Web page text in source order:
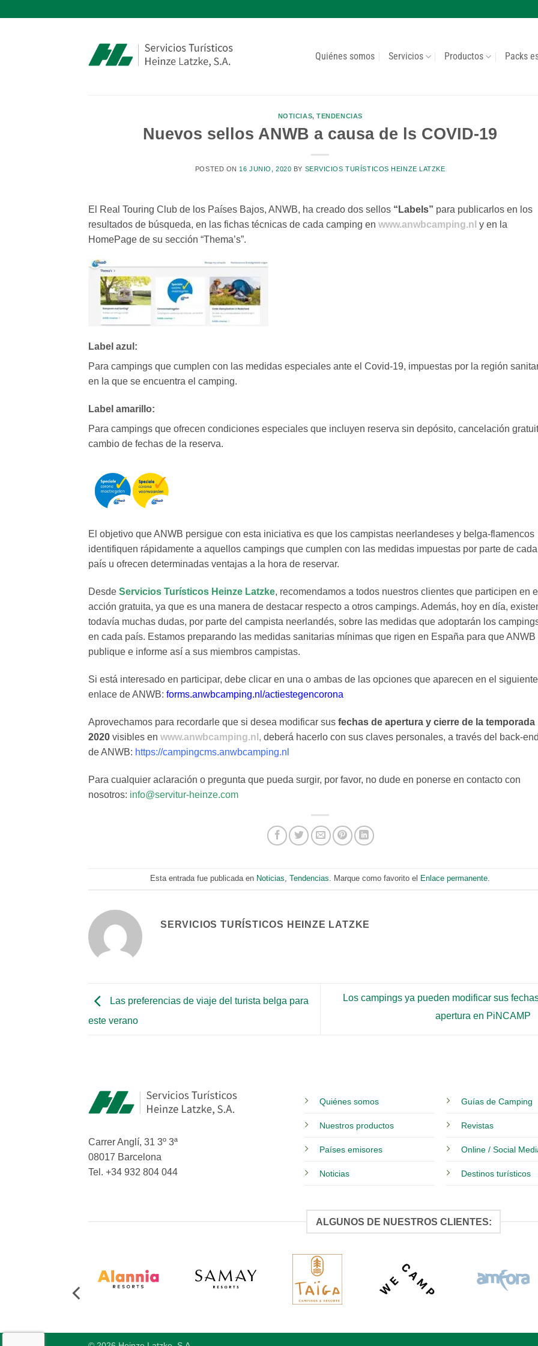
Quiénes somos Servicios Productos Packs
NOTICIAS,TENDENCIAS
Nuevos sellos ANWB a causa de ls COVID-19
POSTED ON 16 JUNIO, 2020 BY SERVICIOS TURÍSTICOS HEINZE LATZKE
El Real Touring Club de los Países Bajos, ANWB, ha creado dos sellos “Labels” para publicarlos en los
resultados de búsqueda, en las fichas técnicas de cada camping en www.anwbcamping.nl y en la
HomePage de su sección “Thema’s”.
Label azul:
Para campings que cumplen con las medidas especiales ante el Covid-19, impuestas por la región
en la que se encuentra el camping.
Label amarillo:
Para campings que ofrecen condiciones especiales que incluyen reserva sin depósito, cancelación
cambio de fechas de la reserva.
El objetivo que ANWB persigue con esta iniciativa es que los campistas neerlandeses y belga-flamencos
identifiquen rápidamente a aquellos campings que cumplen con las medidas impuestas por parte de cada
país u ofrecen determinadas ventajas a la hora de reservar.
Desde Servicios Turísticos Heinze Latzke, recomendamos a todos nuestros clientes que participen en
acción gratuita, ya que es una manera de destacar respecto a otros campings. Además, hoy en día,
todavía muchas dudas, por parte del campista neerlandés, sobre las medidas que adoptarán los
en cada país. Estamos preparando las medidas sanitarias mínimas que rigen en España para que ANWB
publique e informe así a sus miembros campistas.
Si está interesado en participar, debe clicar en una o ambas de las opciones que aparecen en el siguiente
enlace de ANWB: forms.anwbcamping.nl/actiestegencorona
Aprovechamos para recordarle que si desea modificar sus fechas de apertura y cierre de la temporada
2020 visibles en www.anwbcamping.nl , deberá hacerlo con sus claves personales, a través del back-
de ANWB: https://campingcms.anwbcamping.nl
Para cualquier aclaración o pregunta que pueda surgir, por favor, no dude en ponerse en contacto con
nosotros: info@servitur-heinze.com
Esta entrada fue publicada en Noticias ,Tendencias . Marque como favorito el Enlace permanente
SERVICIOS TURÍSTICOS HEINZE LATZKE
Las preferencias de viaje del turista belga para
este verano
Los campings ya pueden modificar sus
apertura en PiNCAMP
Carrer Anglí, 31 3º 3ª
08017 Barcelona
Tel. +34 932 804 044
Quiénes somos
Nuestros productos
Países emisores
Noticias
Guías de Camping
Revistas
Online / Social
Destinos turísticos
ALGUNOS DE NUESTROS CLIENTES: